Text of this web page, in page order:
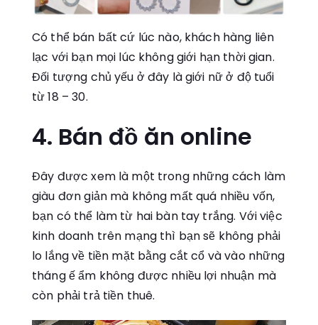
Có thể bán bất cứ lúc nào, khách hàng liên
lạc với bạn mọi lúc không giới hạn thời gian.
Đối tượng chủ yếu ở đây là giới nữ ở độ tuổi
từ 18 – 30.
4. Bán đồ ăn online
Đây được xem là một trong những cách làm
giàu đơn giản mà không mất quá nhiều vốn,
bạn có thể làm từ hai bàn tay trắng. Với việc
kinh doanh trên mạng thì bạn sẽ không phải
lo lắng về tiền mặt bằng cắt cổ và vào những
tháng ế ẩm không được nhiều lợi nhuận mà
còn phải trả tiền thuê.